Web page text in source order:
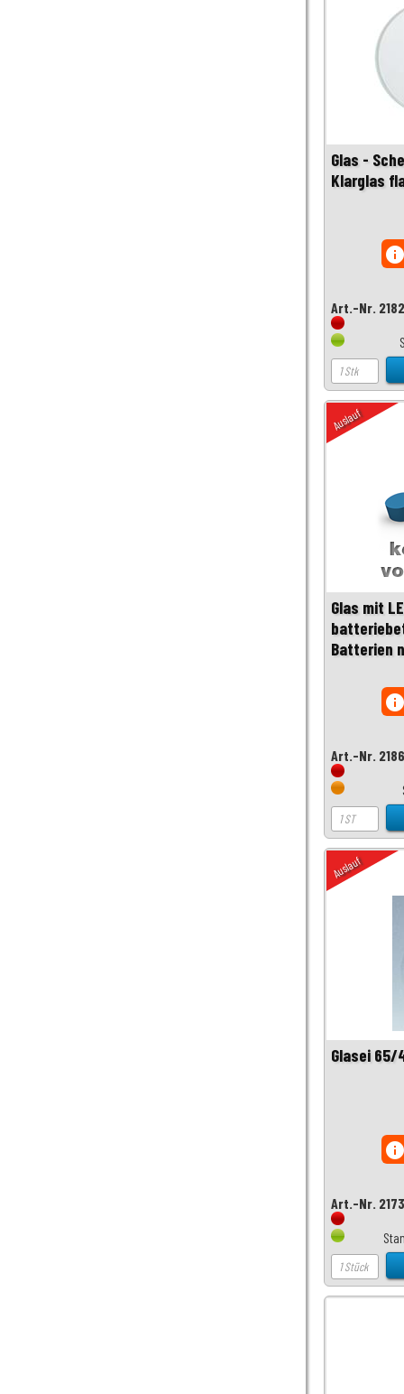
Glas -
Klarglas
Art.-Nr.
Auslauf
Glas mit
Batterien
Art.-Nr.
Auslauf
Glasei 65/
Art.-Nr.